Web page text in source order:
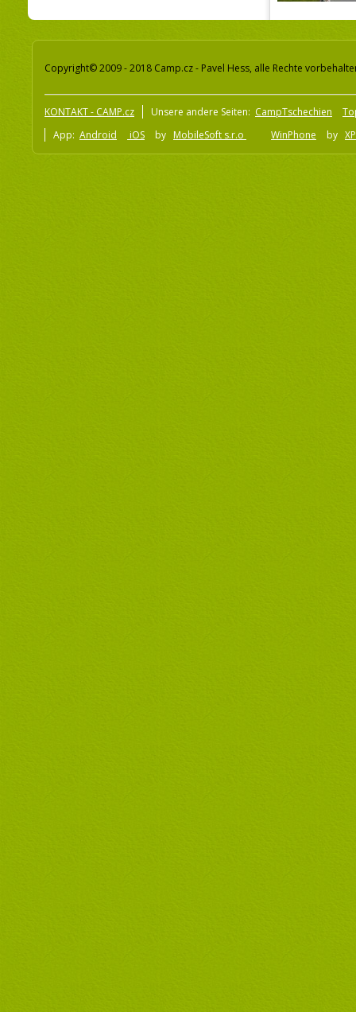
Copyright© 2009 - 2018 Camp.cz - Pavel Hess, alle Rechte
KONTAKT - CAMP.cz Unsere andere Seiten: CampTschechien
App: Android iOS by MobileSoft s.r.o WinPhone by